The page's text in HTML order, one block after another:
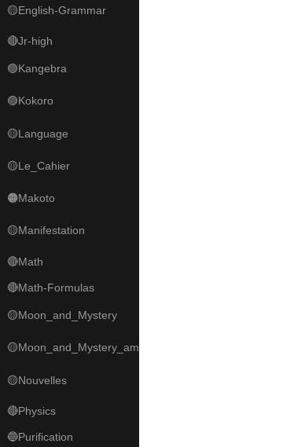
🟡English-Grammar
🔴Jr-high
🟣Kangebra
🟣Kokoro
🟡Language
🟡Le_Cahier
🟠Makoto
🟡Manifestation
🔴Math
🔴Math-Formulas
🟡Moon_and_Mystery
🟡Moon_and_Mystery_am
🟡Nouvelles
🔴Physics
🔵Purification